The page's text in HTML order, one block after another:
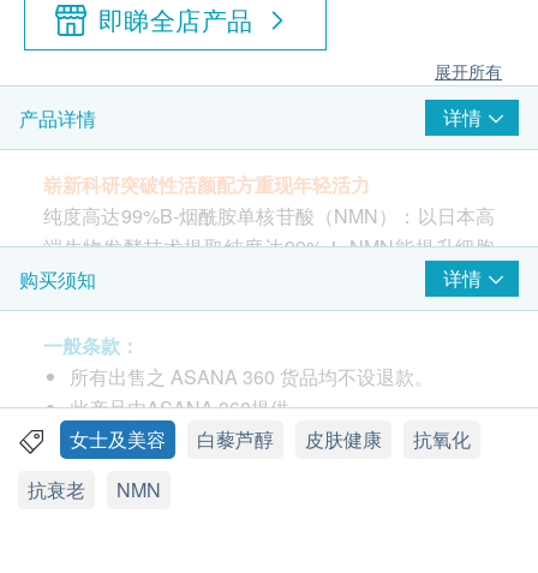
即睇全店产品
展开所有
产品详情 详情
崭新科研突破性活颜配方重现年轻活力
纯度高达99%B-烟酰胺单核苷酸（NMN）：以日本高
端生物发酵技术提取纯度达99%！ NMN能提升细胞
内的NAD+水平，令细胞充满能量来应付日常所需
之，更有效激活长寿蛋白，修护自身DNA，帮助延缓
因年龄增长带来的生理衰退及老化。
白藜芦醇（ RESVERATROL）：白藜芦醇是存在于
红葡萄等水果天然成份, 具有超强抗氧化功能，有助维
持细胞健康。
购买须知 详情
一般条款：
所有出售之 ASANA 360 货品均不设退款。
此产品由ASANA 360提供。
如有任何争议，ASANA 360及健康网购
女士及美容 白藜芦醇 皮肤健康
抗氧化
抗衰老
NMN